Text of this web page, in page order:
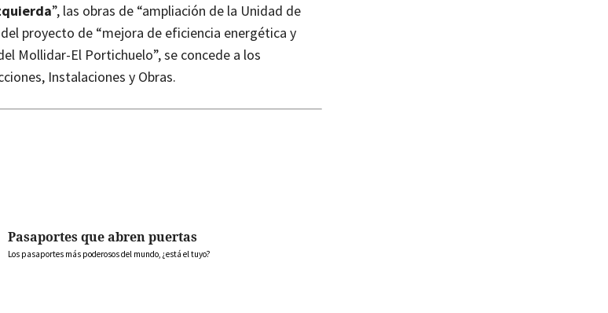
”, las obras de “ampliación de la Unidad de
proyecto de “mejora de eficiencia energética y
Mollidar-El Portichuelo”, se concede a los
Instalaciones y Obras.
Pasaportes que abren puertas
Los pasaportes más poderosos del mundo, ¿está el tuyo?